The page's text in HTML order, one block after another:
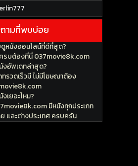
ามที่พบบ่อย
ดูหนังออนไลน์ที่ดีที่สุด?
รบต้องที่นี่ 037movie8k.com
งอัพเดทล่าสุด?
รวดเร็วมี ไม่มีโฆษณาต้อง
เยอะไหม?
มีหนังทุกประเภท
และต่างประเทศ ครบครัน